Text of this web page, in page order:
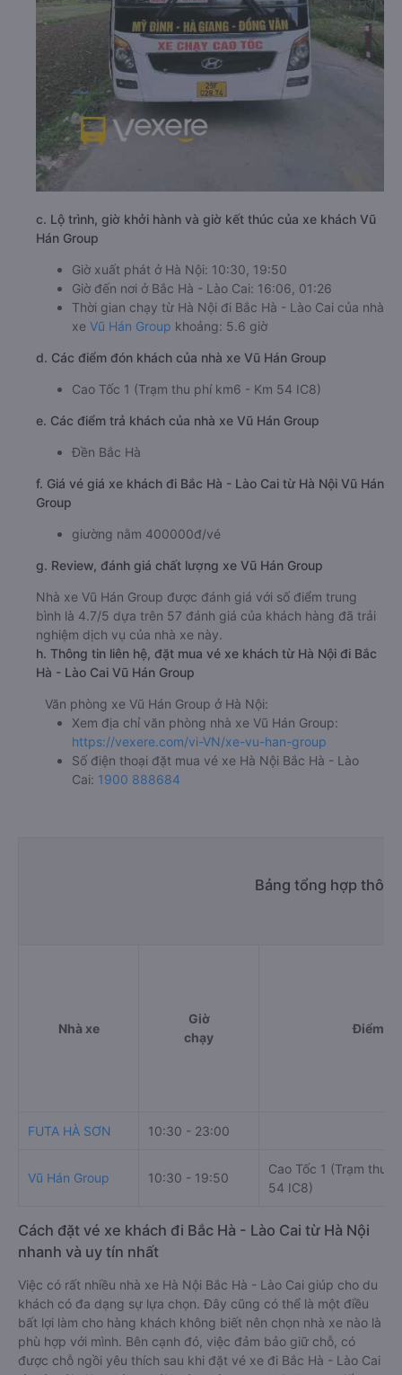
c. Lộ trình, giờ khởi hành và giờ kết thúc của xe khách Vũ
Hán Group
Giờ xuất phát ở Hà Nội: 10:30, 19:50
Giờ đến nơi ở Bắc Hà - Lào Cai: 16:06, 01:26
Thời gian chạy từ Hà Nội đi Bắc Hà - Lào Cai của nhà
xe Vũ Hán Group khoảng: 5.6 giờ
d. Các điểm đón khách của nhà xe Vũ Hán Group
Cao Tốc 1 (Trạm thu phí km6 - Km 54 IC8)
e. Các điểm trả khách của nhà xe Vũ Hán Group
Đền Bắc Hà
f. Giá vé giá xe khách đi Bắc Hà - Lào Cai từ Hà Nội Vũ Hán
Group
giường nằm 400000đ/vé
g. Review, đánh giá chất lượng xe Vũ Hán Group
Nhà xe Vũ Hán Group được đánh giá với số điểm trung
bình là 4.7/5 dựa trên 57 đánh giá của khách hàng đã trải
nghiệm dịch vụ của nhà xe này.
h. Thông tin liên hệ, đặt mua vé xe khách từ Hà Nội đi Bắc
Hà - Lào Cai Vũ Hán Group
Văn phòng xe Vũ Hán Group ở Hà Nội:
Xem địa chỉ văn phòng nhà xe Vũ Hán Group:
https://vexere.com/vi-VN/xe-vu-han-group
Số điện thoại đặt mua vé xe Hà Nội Bắc Hà - Lào
Cai: 1900 888684
Bảng tổng hợp
Nhà xe
Giờ
chạy
Điểm đi
FUTA HÀ SƠN 10:30 - 23:00
Vũ Hán Group 10:30 - 19:50
Cao Tốc 1 (Trạm thu
54 IC8)
Cách đặt vé xe khách đi Bắc Hà - Lào Cai từ Hà Nội
nhanh và uy tín nhất
Việc có rất nhiều nhà xe Hà Nội Bắc Hà - Lào Cai giúp cho du
khách có đa dạng sự lựa chọn. Đây cũng có thể là một điều
bất lợi làm cho hàng khách không biết nên chọn nhà xe nào là
phù hợp với mình. Bên cạnh đó, việc đảm bảo giữ chỗ, có
được chỗ ngồi yêu thích sau khi đặt vé xe đi Bắc Hà - Lào Cai